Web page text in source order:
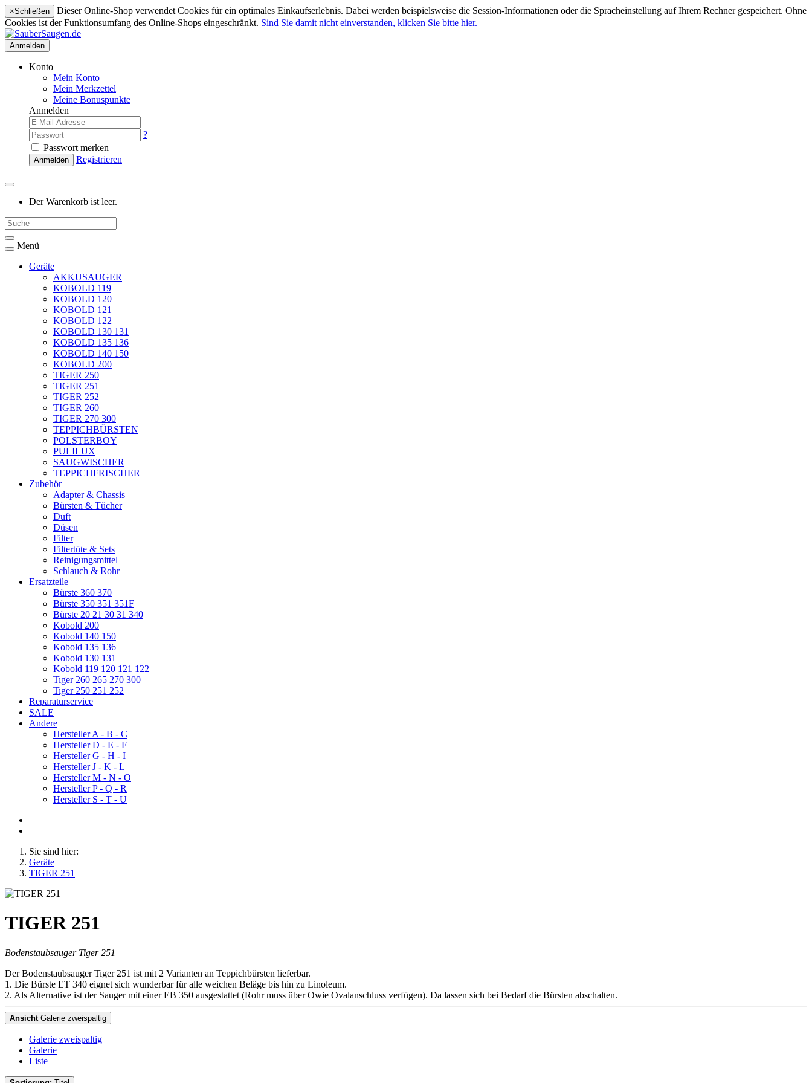
×Schließen
Dieser Online-Shop verwendet Cookies für ein optimales Einkaufserlebnis. Dabei werden beispielsweise die Session-Informationen oder die Spracheinstellung auf Ihrem Rechner gespeichert. Ohne
Cookies ist der Funktionsumfang des Online-Shops eingeschränkt. Sind Sie damit nicht einverstanden, klicken Sie bitte hier.
Anmelden
Konto
Mein Konto
Mein Merkzettel
Meine Bonuspunkte
Anmelden
?
Passwort merken
Anmelden Registrieren
Der Warenkorb ist leer.
Menü
Geräte
AKKUSAUGER
KOBOLD 119
KOBOLD 120
KOBOLD 121
KOBOLD 122
KOBOLD 130 131
KOBOLD 135 136
KOBOLD 140 150
KOBOLD 200
TIGER 250
TIGER 251
TIGER 252
TIGER 260
TIGER 270 300
TEPPICHBÜRSTEN
POLSTERBOY
PULILUX
SAUGWISCHER
TEPPICHFRISCHER
Zubehör
Adapter & Chassis
Bürsten & Tücher
Duft
Düsen
Filter
Filtertüte & Sets
Reinigungsmittel
Schlauch & Rohr
Ersatzteile
Bürste 360 370
Bürste 350 351 351F
Bürste 20 21 30 31 340
Kobold 200
Kobold 140 150
Kobold 135 136
Kobold 130 131
Kobold 119 120 121 122
Tiger 260 265 270 300
Tiger 250 251 252
Reparaturservice
SALE
Andere
Hersteller A - B - C
Hersteller D - E - F
Hersteller G - H - I
Hersteller J - K - L
Hersteller M - N - O
Hersteller P - Q - R
Hersteller S - T - U
Sie sind hier:
Geräte
TIGER 251
TIGER 251
Bodenstaubsauger Tiger 251
Der Bodenstaubsauger Tiger 251 ist mit 2 Varianten an Teppichbürsten lieferbar.
1. Die Bürste ET 340 eignet sich wunderbar für alle weichen Beläge bis hin zu Linoleum.
2. Als Alternative ist der Sauger mit einer EB 350 ausgestattet (Rohr muss über Owie Ovalanschluss verfügen). Da lassen sich bei Bedarf die Bürsten abschalten.
Ansicht Galerie zweispaltig
Galerie zweispaltig
Galerie
Liste